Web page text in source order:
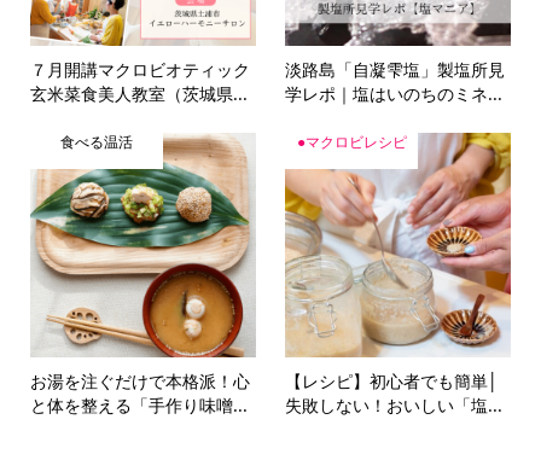
７月開講マクロビオティック
玄米菜食美人教室（茨城県...
淡路島「自凝雫塩」製塩所見
学レポ｜塩はいのちのミネ...
食べる温活
お湯を注ぐだけで本格派！心
と体を整える「手作り味噌...
●マクロビレシピ
【レシピ】初心者でも簡単│
失敗しない！おいしい「塩...